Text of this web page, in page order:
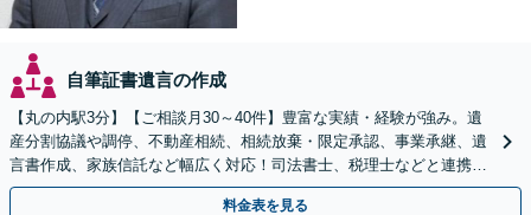
自筆証書遺言の作成
【丸の内駅3分】【ご相談月30～40件】豊富な実績・経験が強み。遺
産分割協議や調停、不動産相続、相続放棄・限定承認、事業承継、遺
言書作成、家族信託など幅広く対応！司法書士、税理士などと連携し
て円滑な問題解決を目指します。【初回面談無料】
料金表を見る